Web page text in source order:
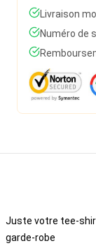
Livraison
Numéro de
Juste votre tee-
garde-robe